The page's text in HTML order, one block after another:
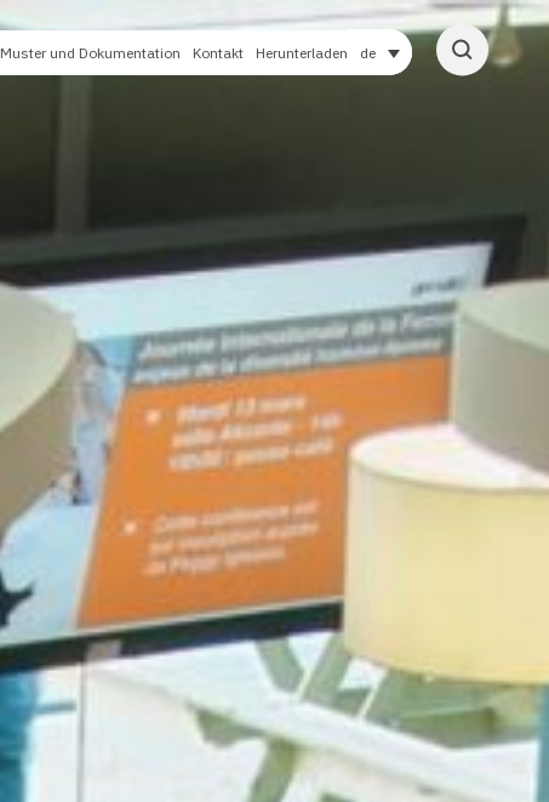
Muster und Dokumentation Kontakt Herunterladen de